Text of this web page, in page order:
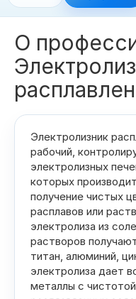
Даты в вузах
Дни открытых
Траектория
Сервисы
Подбор по ЕГЭ
ЕГЭ
О
Электролизник
рабочий,
электролизных
которых
получение чистых
расплавов или
электролиза из
растворов
титан, алюминий,
электролиза дает
металлы с